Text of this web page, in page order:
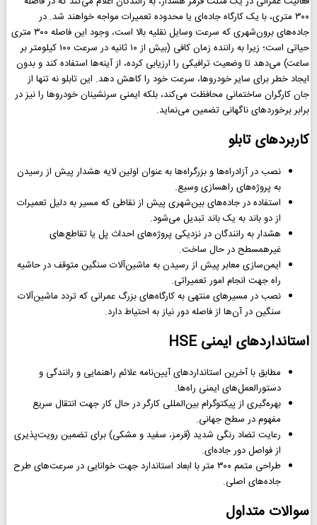
۳۰۰ متری، با یک کارگاه جاده‌ای یا محدوده تعمیرات مواجه خواهند شد. در
جاده‌های برون‌شهری که سرعت وسایل نقلیه بالا است، وجود این فاصله ۳۰۰ متری
حیاتی است؛ زیرا به راننده زمان کافی (بیش از ۱۰ ثانیه در سرعت ۱۰۰ کیلومتر بر
ساعت) می‌دهد تا وضعیت ترافیکی را ارزیابی کرده، از آینه‌ها استفاده کند و بدون
ایجاد خطر برای سایر خودروها، سرعت خود را کاهش دهد. این تابلو نه تنها از
جان کارگران ساختمانی محافظت می‌کند، بلکه ایمنی سرنشینان خودروها را نیز در
برابر برخوردهای ناگهانی تضمین می‌نماید.
کاربردهای تابلو
نصب در آزادراه‌ها و بزرگراه‌ها به عنوان اولین لایه هشدار پیش از رسیدن
به پروژه‌های راهسازی وسیع.
استفاده در جاده‌های بین‌شهری پیش از نقاطی که مسیر به دلیل تعمیرات
از دو باند به یک باند تبدیل می‌شود.
هشدار به رانندگان در نزدیکی پروژه‌های احداث پل یا تقاطع‌های
غیرهمسطح در حال ساخت.
ایمن‌سازی معابر پیش از رسیدن به ماشین‌آلات سنگین متوقف در حاشیه
راه جهت انجام امور تعمیراتی.
نصب در مسیرهای منتهی به کارگاه‌های بزرگ عمرانی که تردد ماشین‌آلات
سنگین در آن‌ها از فاصله دور نیاز به احتیاط دارد.
استانداردهای ایمنی HSE
مطابق با آخرین استانداردهای آیین‌نامه علائم راهنمایی و رانندگی و
دستورالعمل‌های ایمنی راه‌ها.
بهره‌گیری از پیکتوگرام بین‌المللی کارگر در حال کار جهت انتقال سریع
مفهوم در سطح جهانی.
رعایت تضاد رنگی شدید (قرمز، سفید و مشکی) برای تضمین رویت‌پذیری
از فواصل دور جاده‌ای.
طراحی متمم ۳۰۰ متر با ابعاد استاندارد جهت خوانایی در سرعت‌های طرح
جاده‌های اصلی.
سوالات متداول